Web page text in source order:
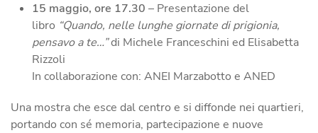
15 maggio, ore 17.30 – Presentazione del
libro “Quando, nelle lunghe giornate di prigionia,
pensavo a te…”di Michele Franceschini ed Elisabetta
Rizzoli
In collaborazione con: ANEI Marzabotto e ANED
Una mostra che esce dal centro e si diffonde nei quartieri,
portando con sé memoria, partecipazione e nuove